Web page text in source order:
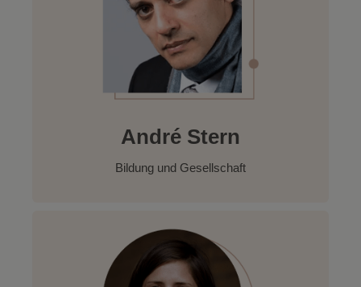
André Stern
Bildung und Gesellschaft